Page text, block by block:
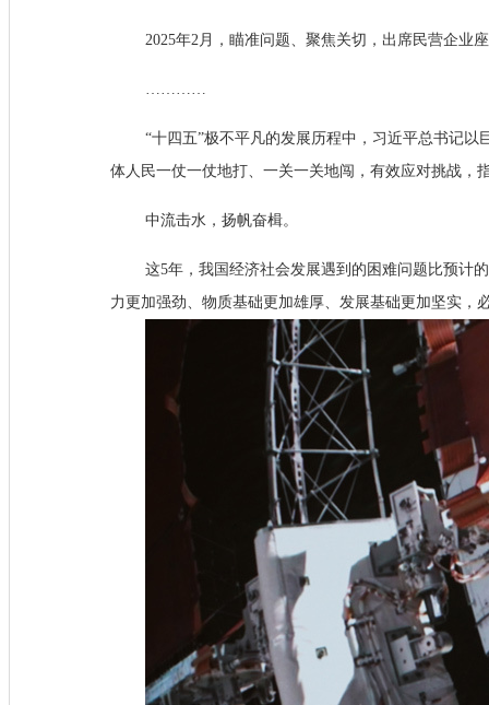
2025年2月，瞄准问题、聚焦关切，出席民营企业
…………
“十四五”极不平凡的发展历程中，习近平总书记
体人民一仗一仗地打、一关一关地闯，有效应对挑战，
中流击水，扬帆奋楫。
这5年，我国经济社会发展遇到的困难问题比预计
力更加强劲、物质基础更加雄厚、发展基础更加坚实，